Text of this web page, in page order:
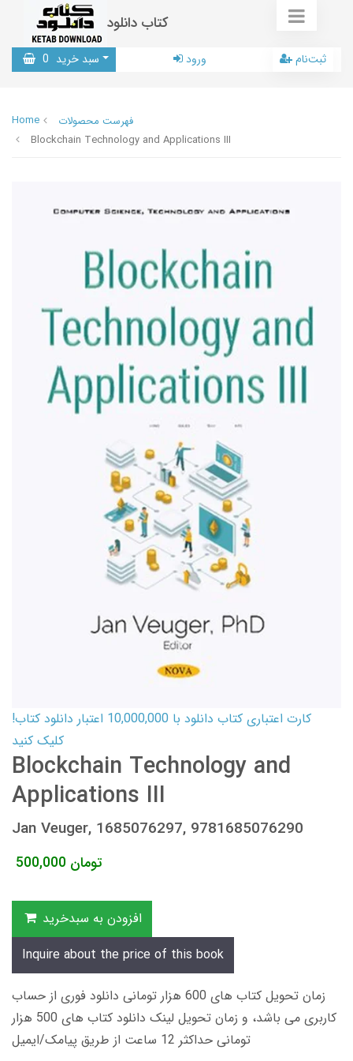
کتاب دانلود
سبد خرید 0 ورود ثبت‌نام
Home
فهرست محصولات
Blockchain Technology and Applications III
کارت اعتباری کتاب دانلود با 10,000,000 اعتبار دانلود کتاب!
کلیک کنید
Blockchain Technology and
Applications III
Jan Veuger, 1685076297, 9781685076290
500,000 تومان
افزودن به سبدخرید
Inquire about the price of this book
زمان تحویل کتاب های 600 هزار تومانی دانلود فوری از حساب
کاربری می باشد، و زمان تحویل لینک دانلود کتاب های 500 هزار
تومانی حداکثر 12 ساعت از طریق پیامک/ایمیل